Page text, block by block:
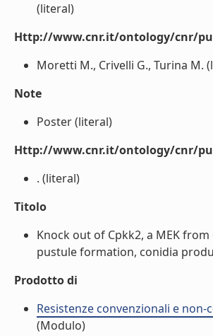
(literal)
Http://www.cnr.it/ontology/cnr/
Moretti M., Crivelli G., Turina M.
Note
Poster (literal)
Http://www.cnr.it/ontology/cnr/
. (literal)
Titolo
Knock out of Cpkk2, a MEK
pustule formation, conidia
Prodotto di
Resistenze convenzionali e
(Modulo)